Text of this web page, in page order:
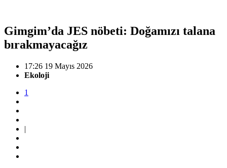
Gimgim’da JES nöbeti: Doğamızı talana
bırakmayacağız
17:26 19 Mayıs 2026
Ekoloji
1
|